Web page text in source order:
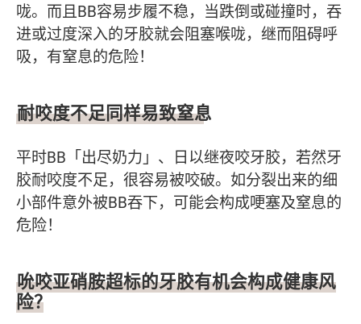
咙。而且BB容易步履不稳，当跌倒或碰撞时，吞
进或过度深入的牙胶就会阻塞喉咙，继而阻碍呼
吸，有窒息的危险！
耐咬度不足同样易致窒息
平时BB「出尽奶力」、日以继夜咬牙胶，若然牙
胶耐咬度不足，很容易被咬破。如分裂出来的细
小部件意外被BB吞下，可能会构成哽塞及窒息的
危险！
吮咬亚硝胺超标的牙胶有机会构成健康风
险？